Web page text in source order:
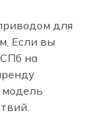
для
Если вы
на
модель